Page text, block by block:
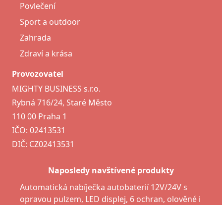
Povlečení
Sport a outdoor
Zahrada
Zdraví a krása
Provozovatel
MIGHTY BUSINESS s.r.o.
Rybná 716/24, Staré Město
110 00 Praha 1
IČO: 02413531
DIČ: CZ02413531
Naposledy navštívené produkty
Automatická nabíječka autobaterií 12V/24V s
opravou pulzem, LED displej, 6 ochran, olověné i